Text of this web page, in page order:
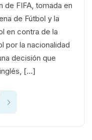
de FIFA, tomada en
de Fútbol y la
en contra de la
por la nacionalidad
decisión que
[…]